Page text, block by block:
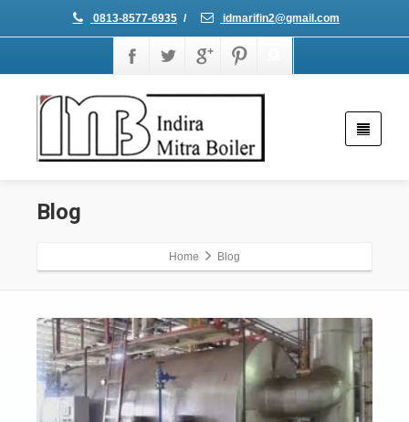
0813-8577-6935 / idmarifin2@gmail.com
Blog
Home Blog